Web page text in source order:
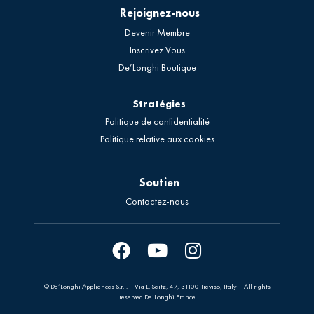
Rejoignez-nous
Devenir Membre
Inscrivez Vous
De’Longhi Boutique
Stratégies
Politique de confidentialité
Politique relative aux cookies
Soutien
Contactez-nous
© De’Longhi Appliances S.r.l. – Via L. Seitz, 47, 31100 Treviso, Italy – All rights
reserved De’Longhi France